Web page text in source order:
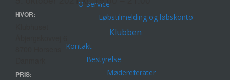
O-Service
Løbstilmelding og løbskonto
Klubben
Kontakt
Bestyrelse
Mødereferater
HVOR:
PRIS: